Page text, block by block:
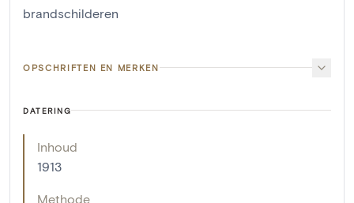
brandschilderen
OPSCHRIFTEN EN MERKEN
DATERING
Inhoud
1913
Methode